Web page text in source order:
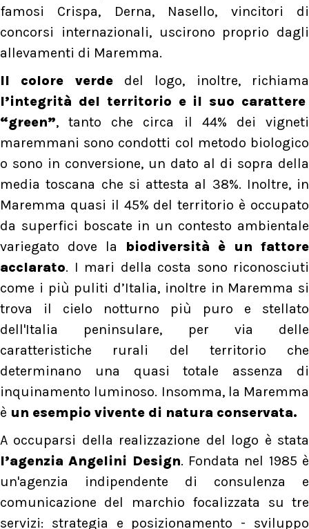
famosi Crispa, Derna, Nasello, vincitori di
concorsi internazionali, uscirono proprio dagli
allevamenti di Maremma.
Il colore verdedel logo, inoltre, richiama
l’integrità del territorio e il suo carattere
“green”, tanto che circa il 44% dei vigneti
maremmani sono condotti col metodo biologico
o sono in conversione, un dato al di sopra della
media toscana che si attesta al 38%. Inoltre, in
Maremma quasi il 45% del territorio è occupato
da superfici boscate in un contesto ambientale
variegato dove la biodiversità è un fattore
acclarato. I mari della costa sono riconosciuti
come i più puliti d’Italia, inoltre in Maremma si
trova il cielo notturno più puro e stellato
dell'Italia peninsulare, per via delle
caratteristiche rurali del territorio che
determinano una quasi totale assenza di
inquinamento luminoso. Insomma, la Maremma
è un esempio vivente di natura conservata.
A occuparsi della realizzazione del logo è stata
l’agenzia Angelini Design. Fondata nel 1985 è
un'agenzia indipendente di consulenza e
comunicazione del marchio focalizzata su tre
servizi: strategia e posizionamento - sviluppo